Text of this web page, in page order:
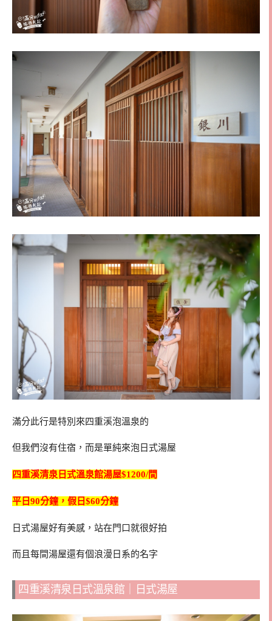
滿分此行是特別來四重溪泡溫泉的
但我們沒有住宿，而是單純來泡日式湯屋
四重溪清泉日式溫泉館湯屋$1200/間
平日90分鐘，假日$60分鐘
日式湯屋好有美感，站在門口就很好拍
而且每間湯屋還有個浪漫日系的名字
四重溪清泉日式溫泉館｜日式湯屋